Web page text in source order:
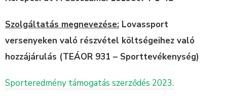
Szolgáltatás megnevezése: Lovassport
versenyeken való részvétel költségeihez való
hozzájárulás (TEÁOR 931 – Sporttevékenység)
Sporteredmény támogatás szerződés 2023.